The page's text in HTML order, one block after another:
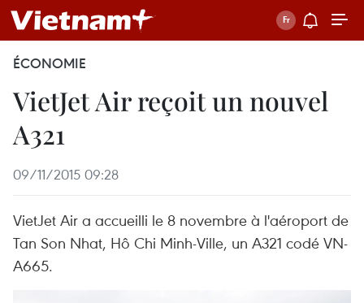
ÉCONOMIE
VietJet Air reçoit un nouvel
A321
09/11/2015 09:28
VietJet Air a accueilli le 8 novembre à l'aéroport de
Tan Son Nhat, Hô Chi Minh-Ville, un A321 codé VN-
A665.